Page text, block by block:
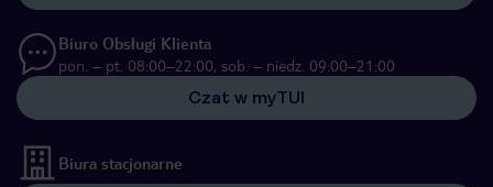
Biuro Obsługi Klienta
pon. – pt. 08:00–22:00, sob. – niedz. 09:00–21:00
Czat w myTUI
Biura stacjonarne